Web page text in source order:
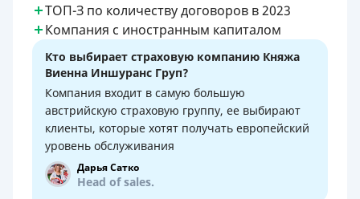
ТОП-З по количеству договоров в 2023
Компания с иностранным капиталом
Кто выбирает страховую компанию Княжа
Виенна Иншуранс Груп?
Компания входит в самую большую
австрийскую страховую группу, ее выбирают
клиенты, которые хотят получать европейский
уровень обслуживания
Дарья Сатко
Head of sales.